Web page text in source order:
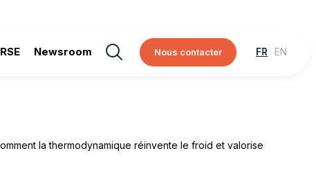
RSE Newsroom Nous contacter